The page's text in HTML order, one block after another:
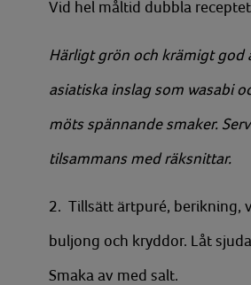
Vid hel måltid dubbla
Härligt grön och krämigt god
asiatiska inslag som wasabi
möts spännande smaker.
tilsammans med räksnittar.
2. Tillsätt ärtpuré, berikning,
buljong och kryddor. Låt
Smaka av med salt.